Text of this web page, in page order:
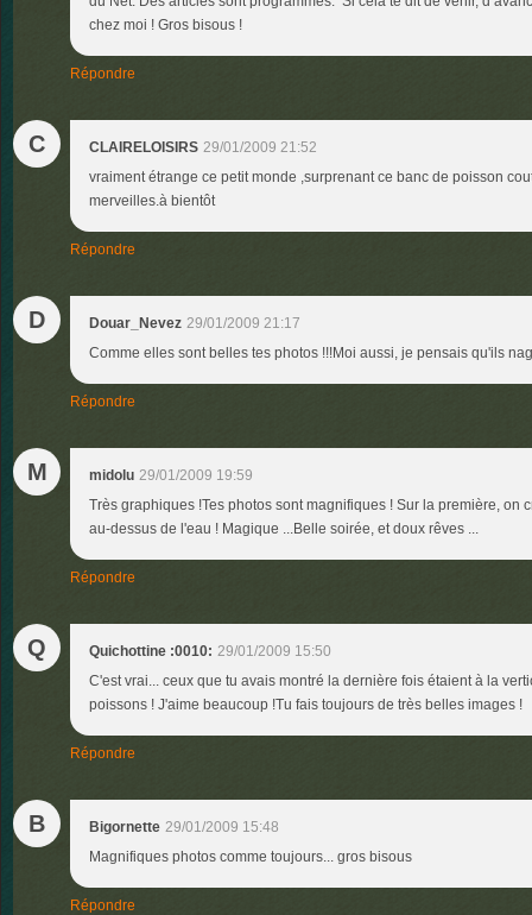
chez moi ! Gros bisous !
Répondre
C CLAIRELOISIRS 29/01/2009 21:52
vraiment étrange ce petit monde ,surprenant ce banc de poisson
merveilles.à bientôt
Répondre
D Douar_Nevez 29/01/2009 21:17
Comme elles sont belles tes photos !!!Moi aussi, je pensais qu'ils
Répondre
M midolu 29/01/2009 19:59
Très graphiques !Tes photos sont magnifiques ! Sur la première, on
au-dessus de l'eau ! Magique ...Belle soirée, et doux rêves ...
Répondre
Q Quichottine :0010: 29/01/2009 15:50
C'est vrai... ceux que tu avais montré la dernière fois étaient à la
poissons ! J'aime beaucoup !Tu fais toujours de très belles images !
Répondre
B Bigornette 29/01/2009 15:48
Magnifiques photos comme toujours... gros bisous
Répondre